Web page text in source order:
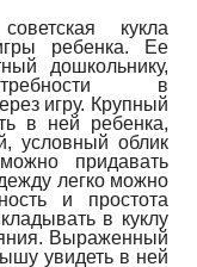
кукла
ребенка. Ее
дошкольнику,
в
игру. Крупный
в ней ребенка,
условный облик
придавать
легко можно
и простота
в куклу
Выраженный
увидеть в ней